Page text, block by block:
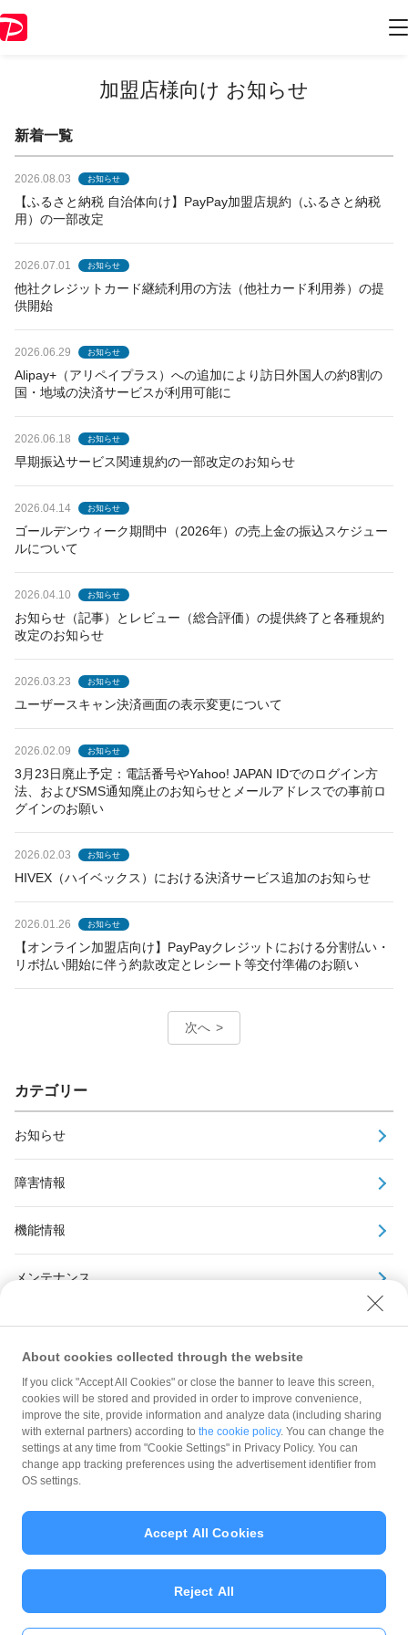
加盟店様向け お知らせ
新着一覧
2026.08.03 お知らせ
【ふるさと納税 自治体向け】PayPay加盟店規約（ふるさと納税
用）の一部改定
2026.07.01 お知らせ
他社クレジットカード継続利用の方法（他社カード利用券）の提
供開始
2026.06.29 お知らせ
Alipay+（アリペイプラス）への追加により訪日外国人の約8割の
国・地域の決済サービスが利用可能に
2026.06.18 お知らせ
早期振込サービス関連規約の一部改定のお知らせ
2026.04.14 お知らせ
ゴールデンウィーク期間中（2026年）の売上金の振込スケジュー
ルについて
2026.04.10 お知らせ
お知らせ（記事）とレビュー（総合評価）の提供終了と各種規約
改定のお知らせ
2026.03.23 お知らせ
ユーザースキャン決済画面の表示変更について
2026.02.09 お知らせ
3月23日廃止予定：電話番号やYahoo! JAPAN IDでのログイン方
法、およびSMS通知廃止のお知らせとメールアドレスでの事前ロ
グインのお願い
2026.02.03 お知らせ
HIVEX（ハイベックス）における決済サービス追加のお知らせ
2026.01.26 お知らせ
【オンライン加盟店向け】PayPayクレジットにおける分割払い・
リボ払い開始に伴う約款改定とレシート等交付準備のお願い
次へ
カテゴリー
お知らせ
障害情報
機能情報
メンテナンス
規約
ガイドライン
About cookies collected through the website
If you click "Accept All Cookies" or close the banner to leave this screen,
cookies will be stored and provided in order to improve convenience,
improve the site, provide information and analyze data (including sharing
with external partners) according to the cookie policy. You can change the
settings at any time from "Cookie Settings" in Privacy Policy. You can
change app tracking preferences using the advertisement identifier from
OS settings.
Reject All
Accept All Cookies